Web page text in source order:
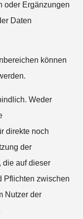
oder Ergänzungen
Daten
können
Weder
direkte noch
der
die auf dieser
Pflichten zwischen
Nutzer der